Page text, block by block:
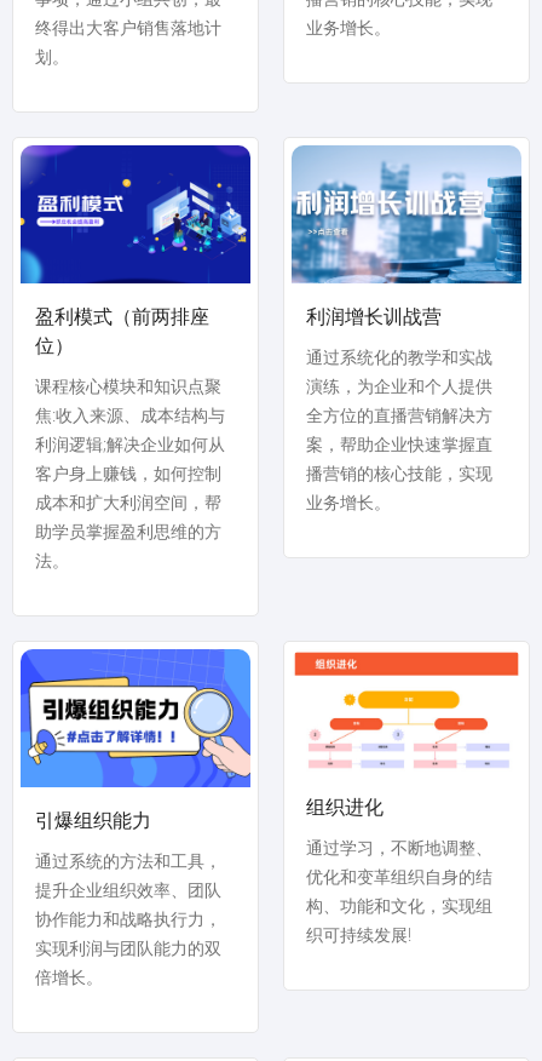
终得出大客户销售落地计
划。
业务增长。
盈利模式（前两排座
位）
课程核心模块和知识点聚
焦:收入来源、成本结构与
利润逻辑;解决企业如何从
客户身上赚钱，如何控制
成本和扩大利润空间，帮
助学员掌握盈利思维的方
法。
利润增长训战营
通过系统化的教学和实战
演练，为企业和个人提供
全方位的直播营销解决方
案，帮助企业快速掌握直
播营销的核心技能，实现
业务增长。
引爆组织能力
通过系统的方法和工具，
提升企业组织效率、团队
协作能力和战略执行力，
实现利润与团队能力的双
倍增长。
组织进化
通过学习，不断地调整、
优化和变革组织自身的结
构、功能和文化，实现组
织可持续发展!